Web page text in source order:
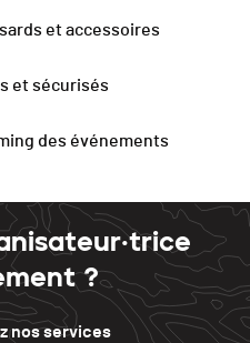
et accessoires
et sécurisés
des événements
?
nos services